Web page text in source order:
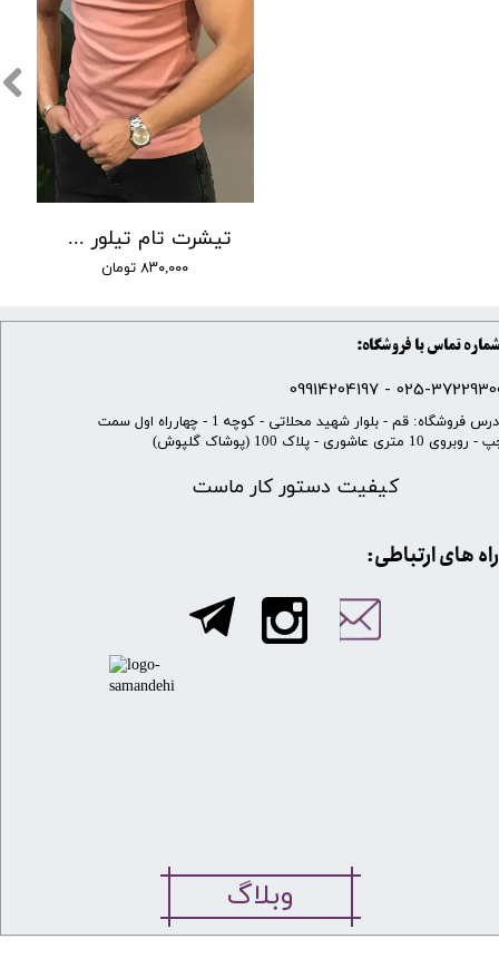
تیشرت تام تیلور کوتاه کد 20
۸۳۰,۰۰۰ تومان
شماره تماس با فروشگاه:
025-37229300 -
کیفیت دستور کار ماست
​آدرس فروشگاه: قم - بلوار شهید محلاتی - کوچه 1 - چهارراه اول سمت
10 متری عاشوری - پلاک 100 (پوشاک گلپوش)
​​راه های ارتباطی:
وبلاگ